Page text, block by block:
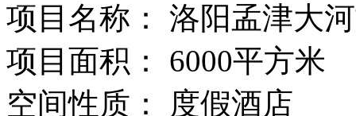
项目名称： 洛阳孟津大
项目面积： 6000平方米
空间性质： 度假酒店